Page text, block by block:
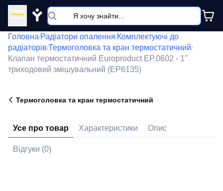
Y
Головна/Радіатори опалення/Комплектуючі до
радіаторів/Термоголовка та кран термостатичний/
Клапан термостатичний Europroduct EP.0602 - 1''
триходовий змішувальний (EP6135)
Термоголовка та кран термостатичний
Усе про товар Характеристики Опис
Відгуки (0)